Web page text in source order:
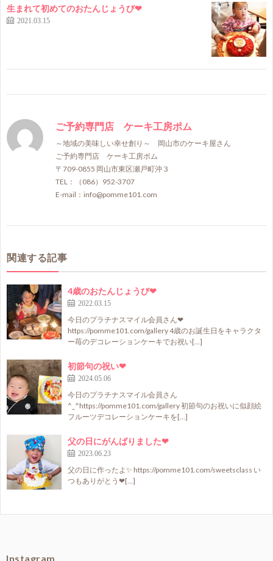
生まれて初めてのおたんじょうび❤
2021.03.15
ご予約専門店 ケーキ工房ポム
～地域の美味しい幸せ創り～ 岡山市のケーキ屋さん
ご予約専門店 ケーキ工房ポム
〒709-0855 岡山市東区瀬戸町沖３
TEL：（086）952-3707
E-mail：info@pomme101.com
関連する記事
4歳のおたんじょうび❤
2022.03.15
今日のプラチナスマイル会員さん❤
https://pomme101.com/gallery 4歳のお誕生日をキャラクタ
ー苺のデコレーションケーキでお祝い[…]
初節句の祝い❤
2024.05.06
今日のプラチナスマイル会員さん
^⁠_⁠^https://pomme101.com/gallery 初節句のお祝いに似顔絵
フルーツデコレーションケーキを[…]
父の日にがんばりました❤
2023.06.23
父の日に作ったよ✨ https://pomme101.com/sweetsclass い
つもありがとう❤[…]
Instagram